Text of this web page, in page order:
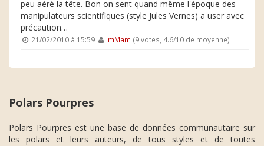
peu aéré la tête. Bon on sent quand même l'époque des
manipulateurs scientifiques (style Jules Vernes) a user avec
précaution…
21/02/2010 à 15:59 mMam (9 votes, 4.6/10 de moyenne)
Polars Pourpres
Polars Pourpres est une base de données communautaire sur
les polars et leurs auteurs, de tous styles et de toutes